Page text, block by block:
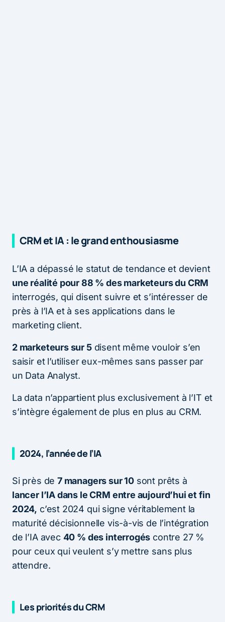
CRM et IA : le grand enthousiasme
L’IA a dépassé le statut de tendance et devient
une réalité pour 88 % des marketeurs du CRM
interrogés, qui disent suivre et s’intéresser de
près à l’IA et à ses applications dans le
marketing client.
2 marketeurs sur 5disent même vouloir s’en
saisir et l’utiliser eux-mêmes sans passer par
un Data Analyst.
La data n’appartient plus exclusivement à l’IT et
s’intègre également de plus en plus au CRM.
2024, l’année de l’IA
Si près de7 managers sur 10sont prêts à
lancer l’IA dans le CRM entre aujourd’hui et fin
2024, c’est 2024 qui signe véritablement la
maturité décisionnelle vis-à-vis de l’intégration
de l’IA avec 40 % des interrogés contre 27 %
pour ceux qui veulent s’y mettre sans plus
attendre.
Les priorités du CRM